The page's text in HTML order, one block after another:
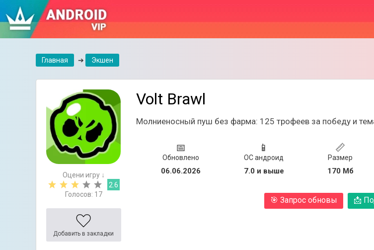
Главная ➔ Экшен
Оцени игру ↓
2.6
Голосов: 17
Добавить в закладки
Volt Brawl
Молниеносный пуш без фарма: 125 трофеев за победу и
📅
Обновлено
06.06.2026
📱
ОС андроид
7.0 и выше
📏
Размер
170 Мб
🎯 Запрос обновы 📩